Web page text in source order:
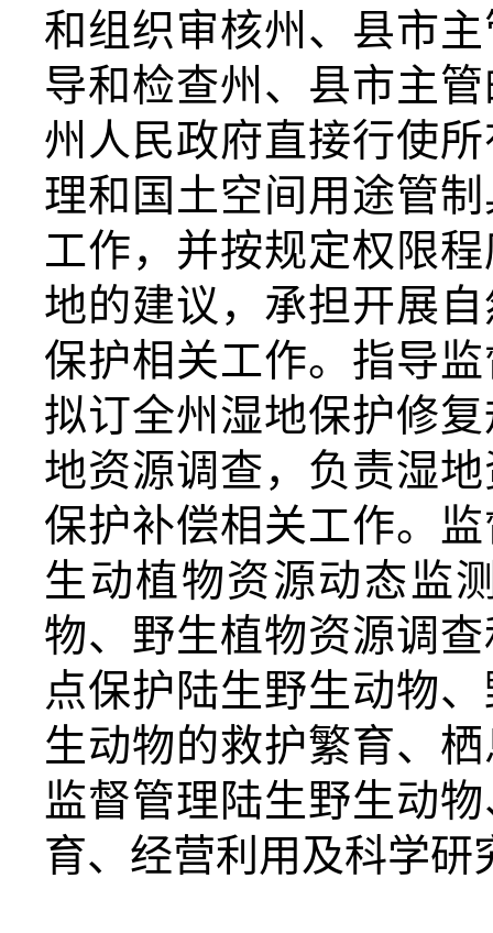
和组织审核州、县市
导和检查州、县市主
州人民政府直接行使
理和国土空间用途管
工作，并按规定权限
地的建议，承担开展
保护相关工作。指导
拟订全州湿地保护修
地资源调查，负责湿
保护补偿相关工作。
生动植物资源动态监
物、野生植物资源调
点保护陆生野生动物
生动物的救护繁育、
监督管理陆生野生动
育、经营利用及科学研